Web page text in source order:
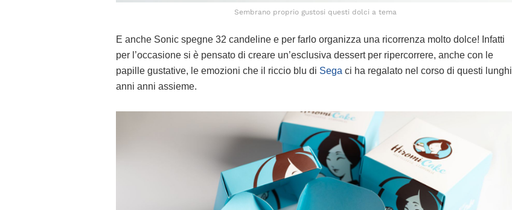
Sembrano proprio gustosi questi dolci a tema
E anche Sonic spegne 32 candeline e per farlo organizza una ricorrenza molto dolce! Infatti
per l’occasione si è pensato di creare un’esclusiva dessert per ripercorrere, anche con le
papille gustative, le emozioni che il riccio blu di Sega ci ha regalato nel corso di questi lunghi
anni anni assieme.